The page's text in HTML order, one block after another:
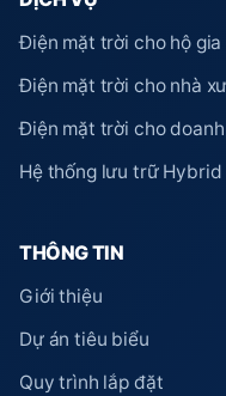
Điện mặt trời cho hộ
Điện mặt trời cho nhà
Điện mặt trời cho
Hệ thống lưu trữ Hybrid
THÔNG TIN
Giới thiệu
Dự án tiêu biểu
Quy trình lắp đặt